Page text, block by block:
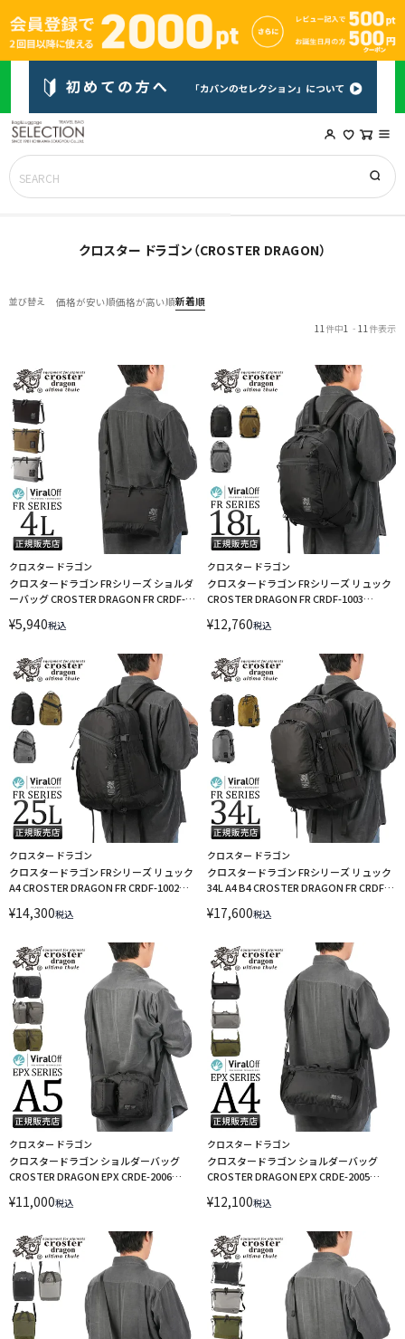
クロスター ドラゴン（CROSTER DRAGON）
並び替え 価格が安い順価格が高い順新着順
11 件中1 - 11 件表示
クロスター ドラゴン
クロスタードラゴン FRシリーズ ショルダ
ーバッグ CROSTER DRAGON FR CRDF-
¥5,940税込
クロスター ドラゴン
クロスタードラゴン FRシリーズ リュック
CROSTER DRAGON FR CRDF-1003
¥12,760税込
クロスター ドラゴン
クロスタードラゴン FRシリーズ リュック
A4 CROSTER DRAGON FR CRDF-1002
¥14,300税込
クロスター ドラゴン
クロスタードラゴン FRシリーズ リュック
34L A4 B4 CROSTER DRAGON FR CRDF-
¥17,600税込
クロスター ドラゴン
クロスタードラゴン ショルダーバッグ
CROSTER DRAGON EPX CRDE-2006
¥11,000税込
クロスター ドラゴン
クロスタードラゴン ショルダーバッグ
CROSTER DRAGON EPX CRDE-2005
¥12,100税込